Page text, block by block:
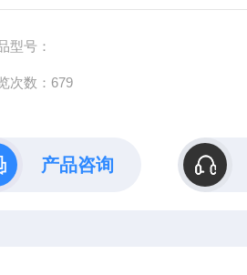
型号：
次数：679
产品咨询